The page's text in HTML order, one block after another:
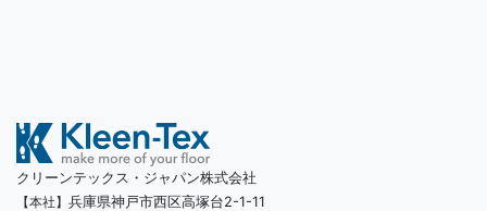
クリーンテックス・ジャパン株式会社
【本社】 兵庫県神戸市西区高塚台2-1-11